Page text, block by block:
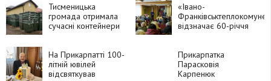
Тисменицька
громада отримала
сучасні контейнери
«Івано-
відзначає 60-річчя
На Прикарпатті 100-
літній ювілей
відсвяткував
Прикарпатка
Парасковія
Карпенюк